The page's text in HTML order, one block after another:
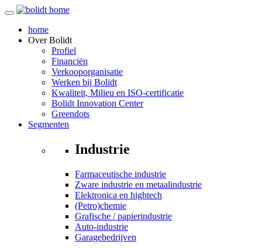
home
OverBolidt
Profiel
Financiën
Verkooporganisatie
Werken bij Bolidt
Kwaliteit, Milieu en ISO-certificatie
Bolidt Innovation Center
Greendots
Segmenten
Industrie
Farmaceutische industrie
Zware industrie en metaalindustrie
Elektronica en hightech
(Petro)chemie
Grafische / papierindustrie
Auto-industrie
Garagebedrijven